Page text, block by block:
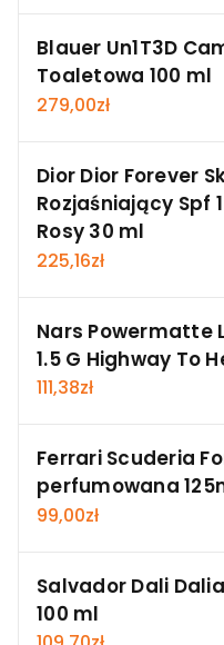
Blauer Un1T3D
Toaletowa 100 ml
279,00zł
Dior Dior Forever
Rozjaśniający Spf
Rosy 30 ml
225,16zł
Nars Powermatte
1.5 G Highway To
111,38zł
Ferrari Scuderia
perfumowana
99,00zł
Salvador Dali
100 ml